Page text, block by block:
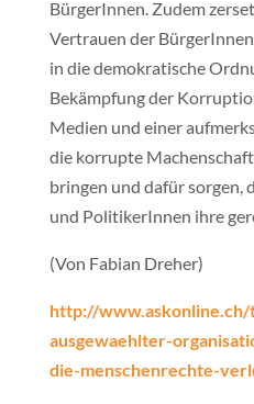
BürgerInnen. Zudem
Vertrauen der
in die demokratische
Bekämpfung der
Medien und einer
die korrupte
bringen und dafür sorgen,
und PolitikerInnen ihre
(Von Fabian Dreher)
http://
ausgewaehlter-
die-menschenrechte-